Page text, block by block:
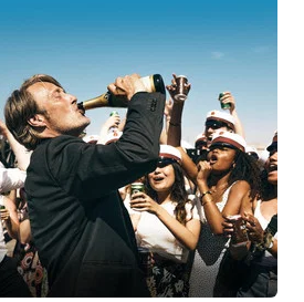
Film Un altro giro